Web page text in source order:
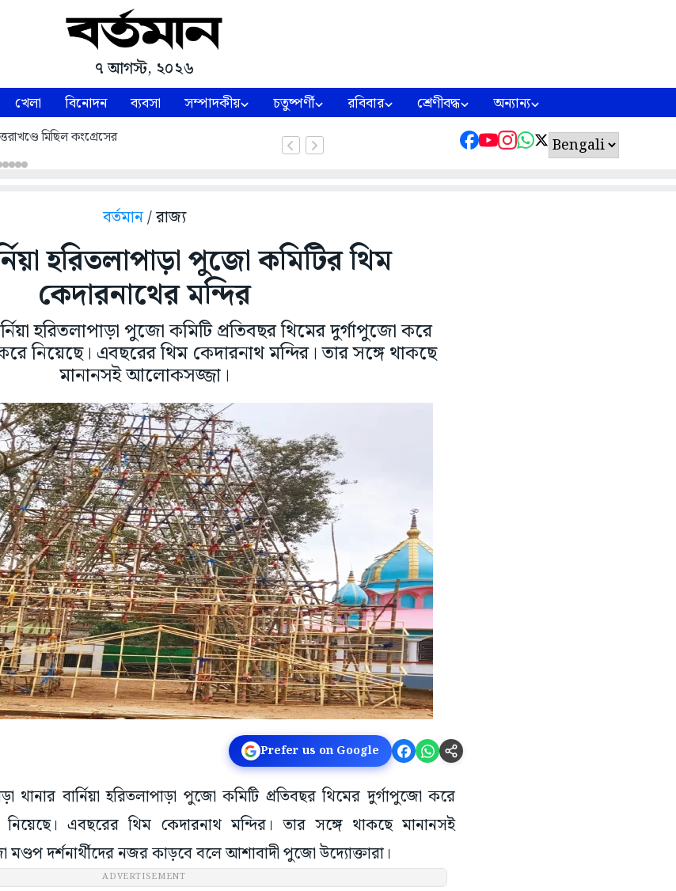
৭ আগস্ট, ২০২৬
খেলা বিনোদন ব্যবসা সম্পাদকীয় চতুষ্পর্ণী রবিবার শ্রেণীবদ্ধ অন্যান্য
মিছিল কংগ্রেসের
বর্তমান/ রাজ্য
হরিতলাপাড়া পুজো কমিটির থিম
কেদারনাথের মন্দির
হরিতলাপাড়া পুজো কমিটি প্রতিবছর থিমের দুর্গাপুজো করে
নিয়েছে। এবছরের থিম কেদারনাথ মন্দির। তার সঙ্গে থাকছে
মানানসই আলোকসজ্জা।
Prefer us on Google
থানার বার্নিয়া হরিতলাপাড়া পুজো কমিটি প্রতিবছর থিমের দুর্গাপুজো করে
এবছরের থিম কেদারনাথ মন্দির। তার সঙ্গে থাকছে মানানসই
দর্শনার্থীদের নজর কাড়বে বলে আশাবাদী পুজো উদ্যোক্তারা।
ADVERTISEMENT